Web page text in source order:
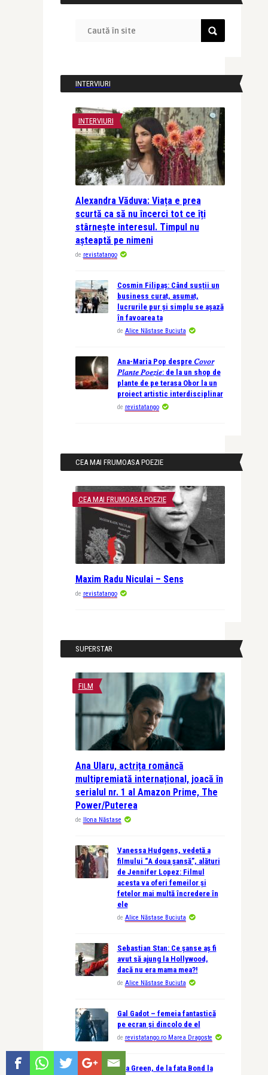
INTERVIURI
INTERVIURI
Alexandra Văduva: Viața e prea
scurtă ca să nu încerci tot ce îți
stârnește interesul. Timpul nu
așteaptă pe nimeni
de revistatango
Cosmin Filipaș: Când susții un
business curat, asumat,
lucrurile pur și simplu se așază
în favoarea ta
de Alice Năstase Buciuta
Ana-Maria Pop despre 𝐶𝑜𝑣𝑜𝑟
𝑃𝑙𝑎𝑛𝑡𝑒 𝑃𝑜𝑒𝑧𝑖𝑒: de la un shop de
plante de pe terasa Obor la un
proiect artistic interdisciplinar
de revistatango
CEA MAI FRUMOASA POEZIE
CEA MAI FRUMOASA POEZIE
Maxim Radu Niculai – Sens
de revistatango
SUPERSTAR
FILM
Ana Ularu, actrița româncă
multipremiată internațional, joacă în
serialul nr. 1 al Amazon Prime, The
Power/Puterea
de Ilona Năstase
Vanessa Hudgens, vedetă a
filmului “A doua șansă”, alături
de Jennifer Lopez: Filmul
acesta va oferi femeilor și
fetelor mai multă încredere în
ele
de Alice Năstase Buciuta
Sebastian Stan: Ce șanse aș fi
avut să ajung la Hollywood,
dacă nu era mama mea?!
de Alice Năstase Buciuta
Gal Gadot – femeia fantastică
pe ecran și dincolo de el
de revistatango.ro Marea Dragoste
Eva Green, de la fata Bond la